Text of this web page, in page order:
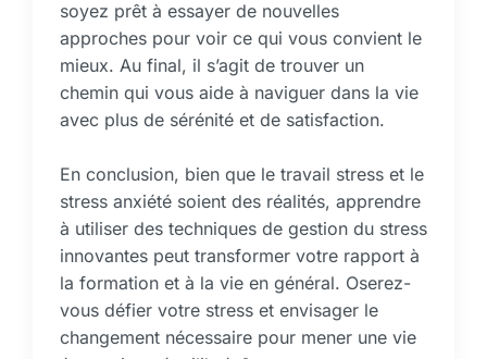
soyez prêt à essayer de nouvelles
approches pour voir ce qui vous convient le
mieux. Au final, il s’agit de trouver un
chemin qui vous aide à naviguer dans la vie
avec plus de sérénité et de satisfaction.
En conclusion, bien que le travail stress et le
stress anxiété soient des réalités, apprendre
à utiliser des techniques de gestion du stress
innovantes peut transformer votre rapport à
la formation et à la vie en général. Oserez-
vous défier votre stress et envisager le
changement nécessaire pour mener une vie